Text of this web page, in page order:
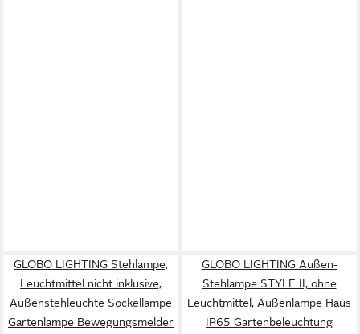
GLOBO LIGHTING Stehlampe,
Leuchtmittel nicht inklusive,
Außenstehleuchte Sockellampe
Gartenlampe Bewegungsmelder
GLOBO LIGHTING Außen-
Stehlampe STYLE II, ohne
Leuchtmittel, Außenlampe Haus
IP65 Gartenbeleuchtung